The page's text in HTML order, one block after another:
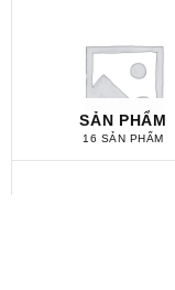
SẢN PHẨM
16 SẢN PHẨM